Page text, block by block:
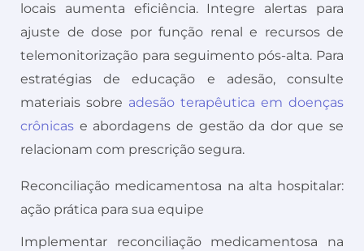
locais aumenta eficiência. Integre alertas para
ajuste de dose por função renal e recursos de
telemonitorização para seguimento pós-alta. Para
estratégias de educação e adesão, consulte
materiais sobre adesão terapêutica em doenças
crônicas e abordagens de gestão da dor que se
relacionam com prescrição segura.
Reconciliação medicamentosa na alta hospitalar:
ação prática para sua equipe
Implementar reconciliação medicamentosa na